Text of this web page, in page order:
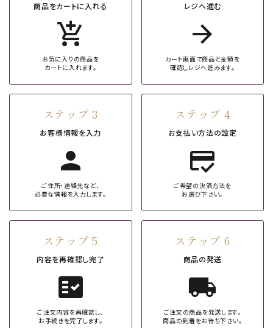
商品をカートに入れる
add_shopping_cart
お気に入りの商品を
カートに入れます。
レジへ進む
arrow_forward
カート画面で商品と金額を
確認しレジへ進みます。
ステップ 3
お客様情報を入力
person
ご住所・連絡先など、
必要な情報を入力します。
ステップ 4
お支払い方法の設定
credit_score
ご希望の決済方法を
お選び下さい。
ステップ 5
内容を再確認し完了
fact_check
ご注文内容を再確認し、
お手続きを完了します。
ステップ 6
商品の発送
local_shipping
ご注文の商品を発送します。
商品の到着をお待ち下さい。